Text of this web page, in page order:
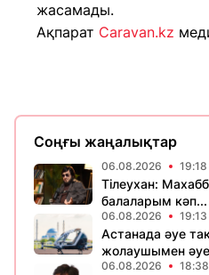
жасамады.
Ақпарат Caravan.kz
Соңғы жаңалықтар
06.08.2026 19:18
Тілеухан:
балаларым кәп...
06.08.2026 19:13
Астанада әуе
жолаушымен
06.08.2026 18:38